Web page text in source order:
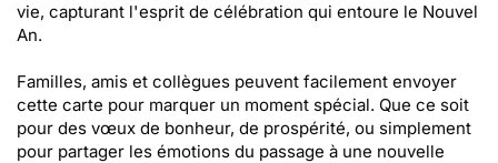
vie, capturant l'esprit de célébration qui entoure le Nouvel
An.
Familles, amis et collègues peuvent facilement envoyer
cette carte pour marquer un moment spécial. Que ce soit
pour des vœux de bonheur, de prospérité, ou simplement
pour partager les émotions du passage à une nouvelle